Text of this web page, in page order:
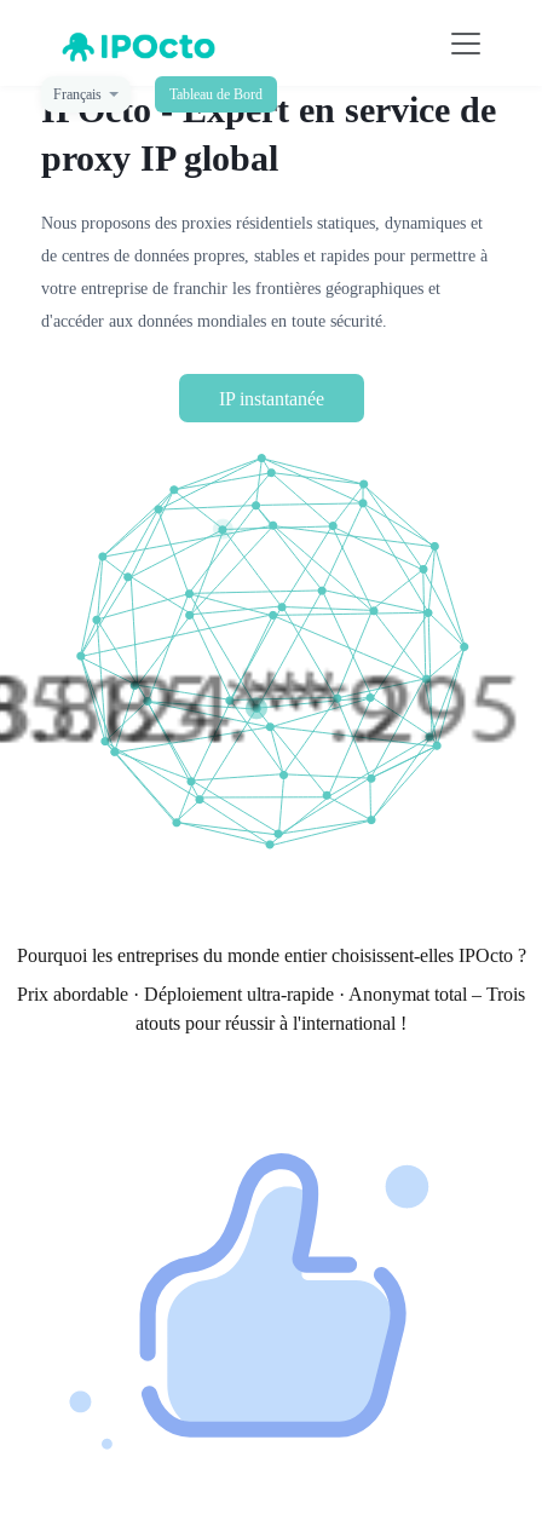
Français Tableau de Bord
IPOcto - Expert en service de
proxy IP global
Nous proposons des proxies résidentiels statiques, dynamiques et
de centres de données propres, stables et rapides pour permettre à
votre entreprise de franchir les frontières géographiques et
d'accéder aux données mondiales en toute sécurité.
IP instantanée
Pourquoi les entreprises du monde entier choisissent-elles IPOcto ?
Prix abordable · Déploiement ultra-rapide · Anonymat total – Trois
atouts pour réussir à l'international !